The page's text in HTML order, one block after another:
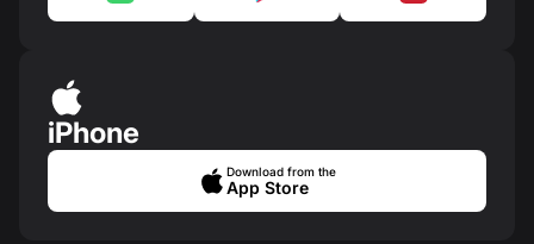
iPhone
Download from the
App Store